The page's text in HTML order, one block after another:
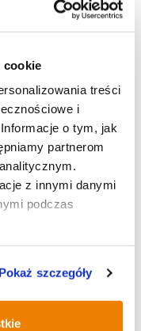
cookie
treści
i
o tym, jak
partnerom
z innymi danymi
podczas
Pokaż szczegóły